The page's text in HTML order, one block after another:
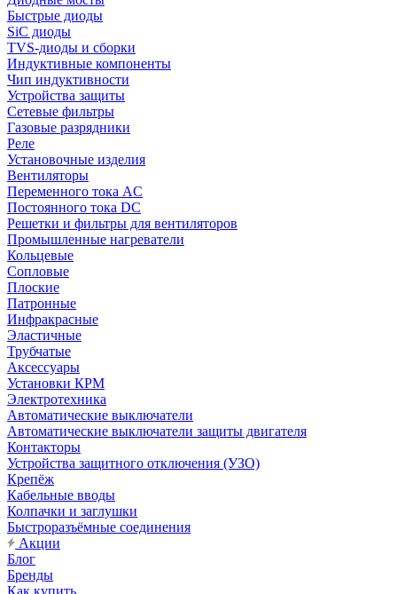
Быстрые диоды
SiC диоды
TVS-диоды и сборки
Индуктивные компоненты
Чип индуктивности
Устройства защиты
Сетевые фильтры
Газовые разрядники
Реле
Установочные изделия
Вентиляторы
Переменного тока AC
Постоянного тока DC
Решетки и фильтры для вентиляторов
Промышленные нагреватели
Кольцевые
Сопловые
Плоские
Патронные
Инфракрасные
Эластичные
Трубчатые
Аксессуары
Установки КРМ
Электротехника
Автоматические выключатели
Автоматические выключатели защиты двигателя
Контакторы
Устройства защитного отключения (УЗО)
Крепёж
Кабельные вводы
Колпачки и заглушки
Быстроразъёмные соединения
Акции
Блог
Бренды
Как купить